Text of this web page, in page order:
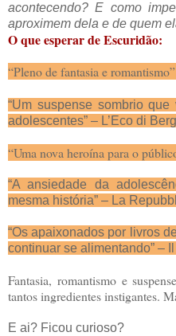
acontecendo? E como
aproximem dela e de quem
O que esperar de Escuridão:
“Pleno de fantasia e
“Um suspense sombrio
adolescentes” – L’Eco di
“Uma nova heroína para o
“A ansiedade da
mesma história” – La
“Os apaixonados por livros
continuar se alimentando” –
Fantasia, romantismo e
tantos ingredientes instigantes.
E ai? Ficou curioso?